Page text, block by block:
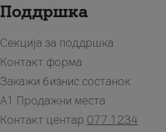
Поддршка
Секција за поддршка
Контакт форма
Закажи бизнис состанок
A1 Продажни места
Контакт центар 077 1234